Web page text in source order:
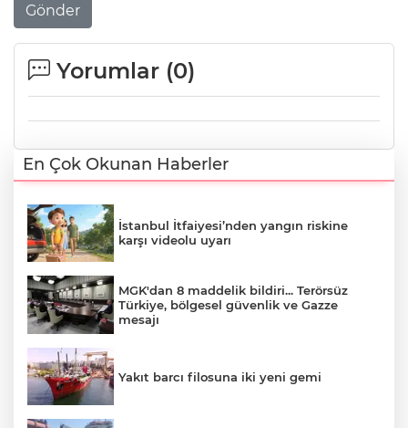
Gönder
Yorumlar (0)
En Çok Okunan Haberler
İstanbul İtfaiyesi’nden yangın riskine
karşı videolu uyarı
MGK'dan 8 maddelik bildiri... Terörsüz
Türkiye, bölgesel güvenlik ve Gazze
mesajı
Yakıt barcı filosuna iki yeni gemi